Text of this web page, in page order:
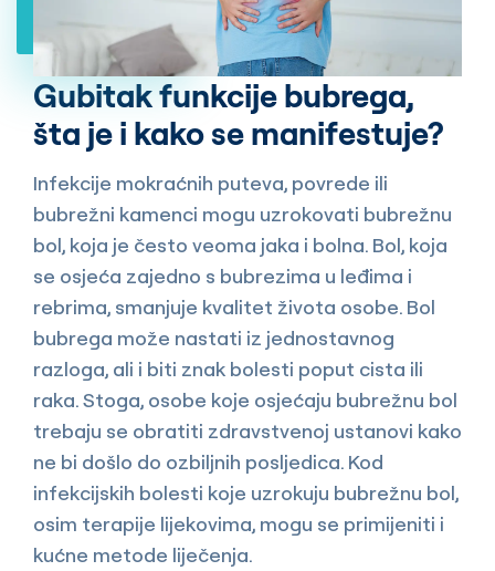
Gubitak funkcije bubrega,
šta je i kako se manifestuje?
Infekcije mokraćnih puteva, povrede ili
bubrežni kamenci mogu uzrokovati bubrežnu
bol, koja je često veoma jaka i bolna. Bol, koja
se osjeća zajedno s bubrezima u leđima i
rebrima, smanjuje kvalitet života osobe. Bol
bubrega može nastati iz jednostavnog
razloga, ali i biti znak bolesti poput cista ili
raka. Stoga, osobe koje osjećaju bubrežnu bol
trebaju se obratiti zdravstvenoj ustanovi kako
ne bi došlo do ozbiljnih posljedica. Kod
infekcijskih bolesti koje uzrokuju bubrežnu bol,
osim terapije lijekovima, mogu se primijeniti i
kućne metode liječenja.